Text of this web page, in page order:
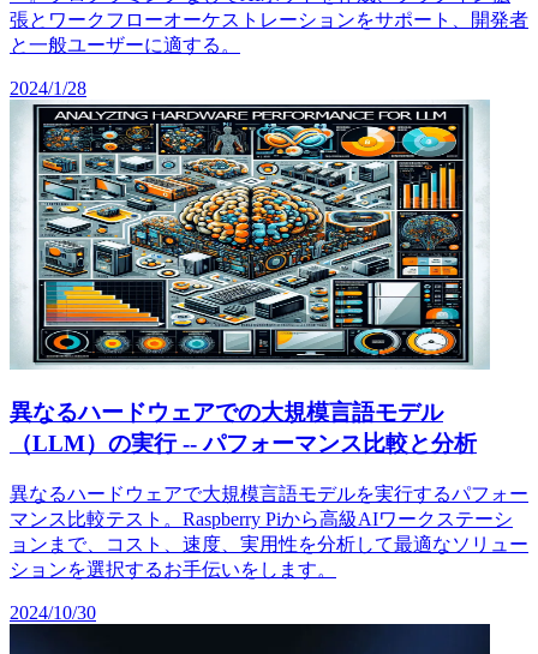
張とワークフローオーケストレーションをサポート、開発者
と一般ユーザーに適する。
2024/1/28
異なるハードウェアでの大規模言語モデル
（LLM）の実行 -- パフォーマンス比較と分析
異なるハードウェアで大規模言語モデルを実行するパフォー
マンス比較テスト。Raspberry Piから高級AIワークステーシ
ョンまで、コスト、速度、実用性を分析して最適なソリュー
ションを選択するお手伝いをします。
2024/10/30